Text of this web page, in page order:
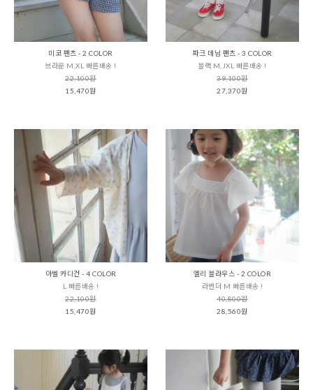
미코 팬츠 - 2 COLOR
브라운 M,XL 빠른배송 !
22,100원
15,470원
파크 데님 팬츠 - 3 COLOR
블랙 M,JXL 빠른배송 !
39,100원
27,370원
아벨 카디건 - 4 COLOR
L 빠른배송 !
22,100원
15,470원
엘리 블라우스 - 2 COLOR
라벤더 M 빠른배송 !
40,800원
28,560원